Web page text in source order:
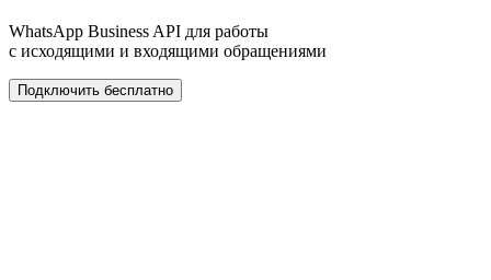
WhatsApp Business API для работы
с исходящими и входящими обращениями
Подключить бесплатно